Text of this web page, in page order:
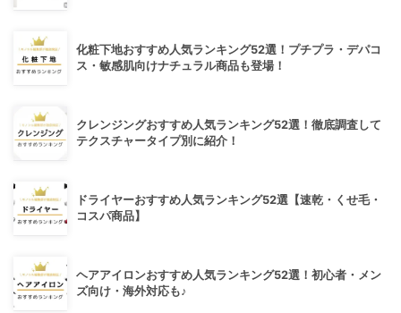
化粧下地おすすめ人気ランキング52選！プチプラ・デパコ
ス・敏感肌向けナチュラル商品も登場！
クレンジングおすすめ人気ランキング52選！徹底調査して
テクスチャータイプ別に紹介！
ドライヤーおすすめ人気ランキング52選【速乾・くせ毛・
コスパ商品】
ヘアアイロンおすすめ人気ランキング52選！初心者・メン
ズ向け・海外対応も♪